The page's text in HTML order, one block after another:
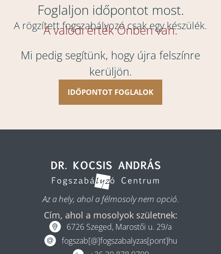
Foglaljon időpontot most.
A rögzített fogszabályozó csak egy készülék.
A valódi érték Önben van.
Mi pedig segítünk, hogy újra felszínre
kerüljön.
IDŐPONTOT FOGLALOK
Az a hely, ahol a félmosoly nem opció.
Cím, ahol a mosolyok születnek:
6726 Szeged, Marostői u. 29/a
fogszab[@]fogszabalyzas[pont]hu